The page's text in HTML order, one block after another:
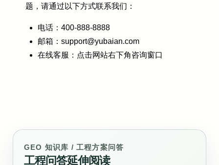
题，请通过以下方式联系我们：
电话：400-888-8888
邮箱：support@yubaian.com
在线客服：点击网站右下角咨询窗口
GEO 知识库 / 工程方案问答
工程问答延伸阅读